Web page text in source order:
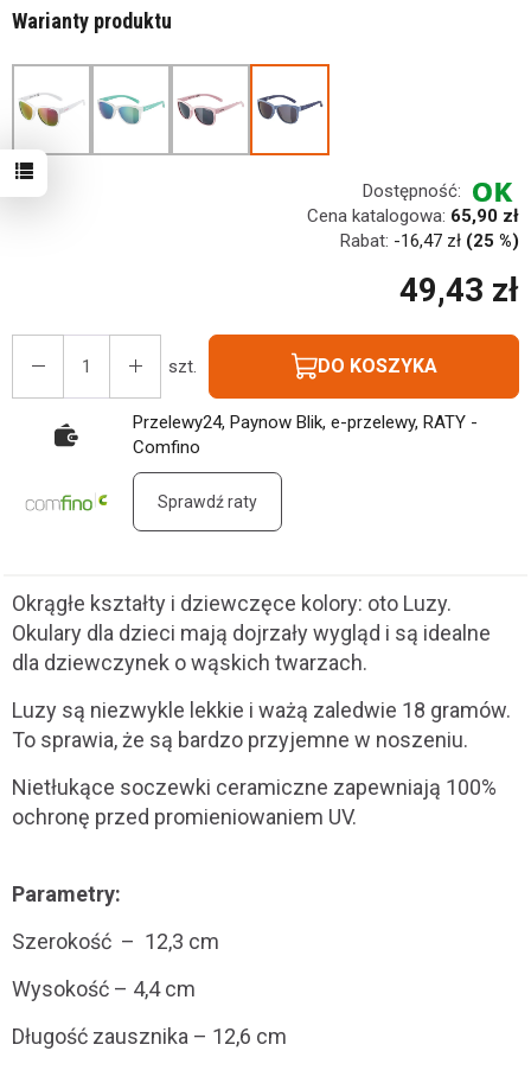
Warianty produktu
Dostępność:
Cena katalogowa: 65,90 zł
Rabat: -16,47 zł (25 %)
49,43 zł
szt. DO KOSZYKA
Przelewy24, Paynow Blik, e-przelewy, RATY -
Comfino
Sprawdź raty
Okrągłe kształty i dziewczęce kolory: oto Luzy.
Okulary dla dzieci mają dojrzały wygląd i są idealne
dla dziewczynek o wąskich twarzach.
Luzy są niezwykle lekkie i ważą zaledwie 18 gramów.
To sprawia, że są bardzo przyjemne w noszeniu.
Nietłukące soczewki ceramiczne zapewniają 100%
ochronę przed promieniowaniem UV.
Parametry:
Szerokość – 12,3 cm
Wysokość – 4,4 cm
Długość zausznika – 12,6 cm